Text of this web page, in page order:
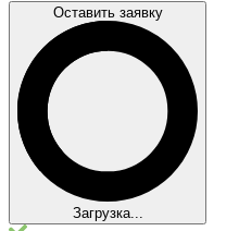
Оставить заявку
Загрузка...